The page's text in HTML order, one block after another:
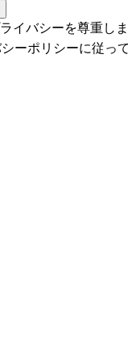
イバシーを尊重し
ーポリシーに従っ